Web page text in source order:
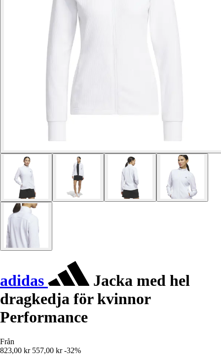
adidas
Jacka med hel
dragkedja för kvinnor
Performance
Från
823,00 kr 557,00 kr -32%